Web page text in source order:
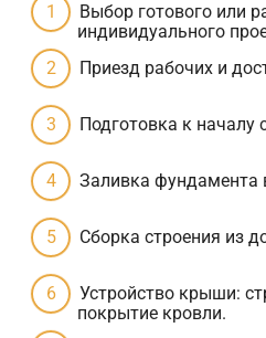
Выбор готового или
индивидуального
Приезд рабочих и
Подготовка к началу
Заливка фундамента
Сборка строения из
Устройство крыши:
покрытие кровли.